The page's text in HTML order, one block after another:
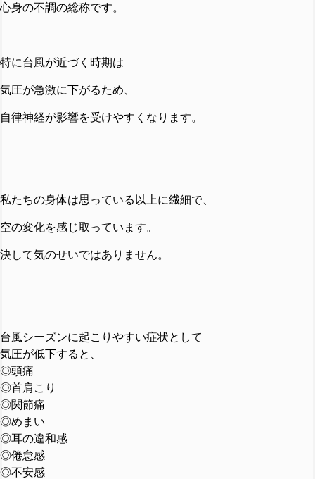
心身の不調の総称です。
特に台風が近づく時期は
気圧が急激に下がるため、
自律神経が影響を受けやすくなります。
私たちの身体は思っている以上に繊細で、
空の変化を感じ取っています。
決して気のせいではありません。
台風シーズンに起こりやすい症状として
気圧が低下すると、
◎頭痛
◎首肩こり
◎関節痛
◎めまい
◎耳の違和感
◎倦怠感
◎不安感